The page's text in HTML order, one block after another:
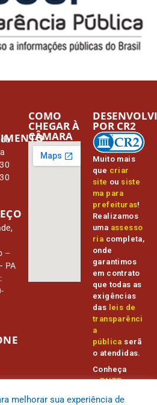
–
PA
COMO
CHEGAR À
CÂMARA
Muito mais
que criar
site ou siste
ma para
prefeituras!
Realizamos
uma assesso
ria completa,
onde
garantimos
em contrato
que todas as
exigências
das leis de
transparênci
a
pública serã
o atendidas.
Conheça
oPNTPe
POR CR2
melhorar sua experiência de